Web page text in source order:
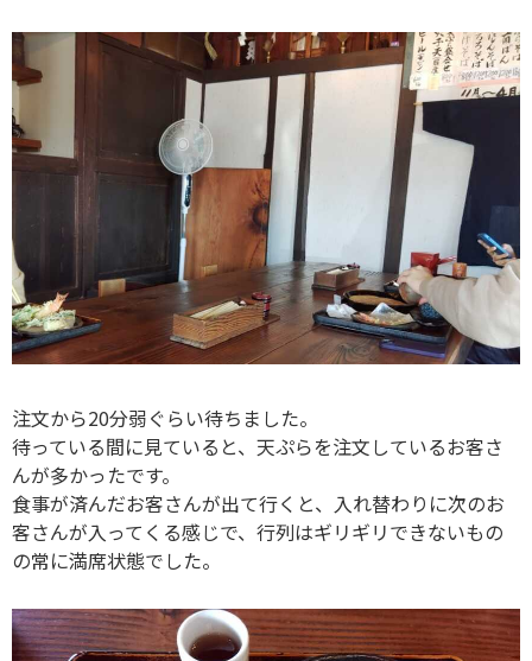
注文から20分弱ぐらい待ちました。
待っている間に見ていると、天ぷらを注文しているお客さ
んが多かったです。
食事が済んだお客さんが出て行くと、入れ替わりに次のお
客さんが入ってくる感じで、行列はギリギリできないもの
の常に満席状態でした。